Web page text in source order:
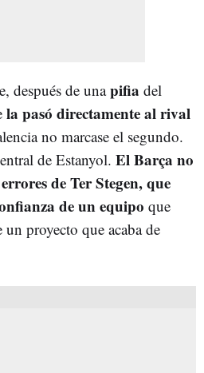
después de unapifia del
la pasó directamente al rival
no marcase el segundo.
de Estanyol. El Barça no
de Ter Stegen, que
de un equipo que
proyecto que acaba de